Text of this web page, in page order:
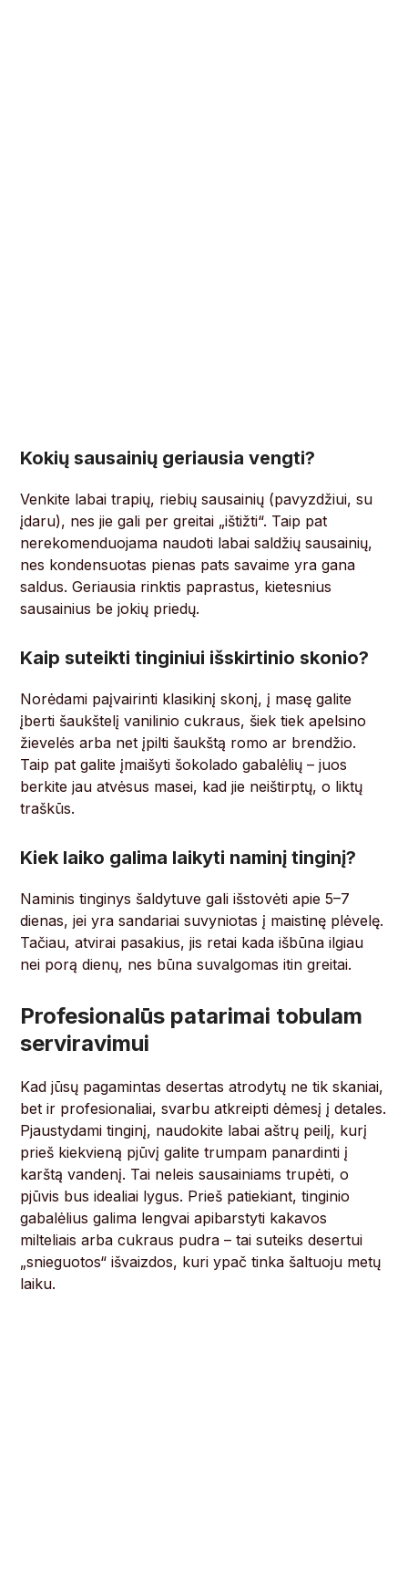
Kokių sausainių geriausia vengti?
Venkite labai trapių, riebių sausainių (pavyzdžiui, su
įdaru), nes jie gali per greitai „ištižti“. Taip pat
nerekomenduojama naudoti labai saldžių sausainių,
nes kondensuotas pienas pats savaime yra gana
saldus. Geriausia rinktis paprastus, kietesnius
sausainius be jokių priedų.
Kaip suteikti tinginiui išskirtinio skonio?
Norėdami paįvairinti klasikinį skonį, į masę galite
įberti šaukštelį vanilinio cukraus, šiek tiek apelsino
žievelės arba net įpilti šaukštą romo ar brendžio.
Taip pat galite įmaišyti šokolado gabalėlių – juos
berkite jau atvėsus masei, kad jie neištirptų, o liktų
traškūs.
Kiek laiko galima laikyti naminį tinginį?
Naminis tinginys šaldytuve gali išstovėti apie 5–7
dienas, jei yra sandariai suvyniotas į maistinę plėvelę.
Tačiau, atvirai pasakius, jis retai kada išbūna ilgiau
nei porą dienų, nes būna suvalgomas itin greitai.
Profesionalūs patarimai tobulam
serviravimui
Kad jūsų pagamintas desertas atrodytų ne tik skaniai,
bet ir profesionaliai, svarbu atkreipti dėmesį į detales.
Pjaustydami tinginį, naudokite labai aštrų peilį, kurį
prieš kiekvieną pjūvį galite trumpam panardinti į
karštą vandenį. Tai neleis sausainiams trupėti, o
pjūvis bus idealiai lygus. Prieš patiekiant, tinginio
gabalėlius galima lengvai apibarstyti kakavos
milteliais arba cukraus pudra – tai suteiks desertui
„snieguotos“ išvaizdos, kuri ypač tinka šaltuoju metų
laiku.